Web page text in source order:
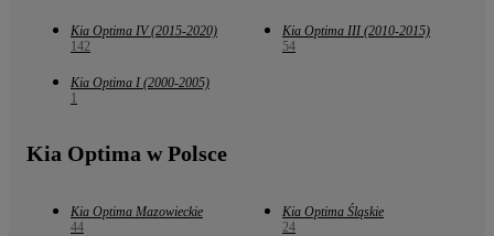
Kia Optima IV (2015-2020)
142
Kia Optima III (2010-2015)
54
Kia Optima I (2000-2005)
1
Kia Optima w Polsce
Kia Optima Mazowieckie
44
Kia Optima Śląskie
24